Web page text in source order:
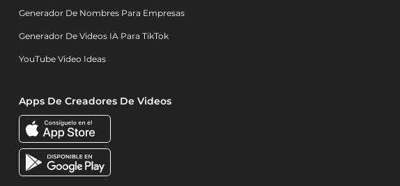
Generador De Nombres Para Empresas
Generador De Videos IA Para TikTok
YouTube Video Ideas
Apps De Creadores De Videos